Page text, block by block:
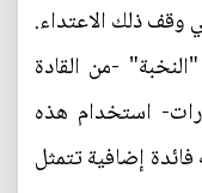
وقف ذلك الاعتداء.
-من القادة
استخدام هذه
إضافية تتمثل